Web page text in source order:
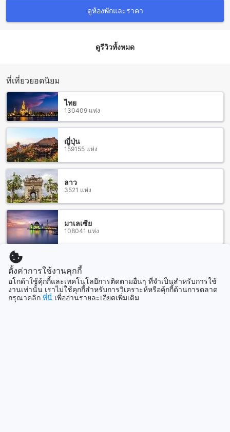
ศูนย์กลางของความเชื่อมั่นของชาวภาคอีสานได้ อีกทั้งยังมีทุ่งศรี
เมืองที่เป็นแหล่งท่องเที่ยวที่มีความงดงามและเงียบสงบ ที่นี่ท่าน
และพิพิธภัณฑ์ภาพวาด 3 มิติ อุบลราชธานี ที่นี่เป็นสถานที่ที่จะ
ร้านอาหารที่อยู่ใกล้โรงแรมทอแสงเฮอริเทจอุบล
โรงแรมทอแสงเฮอริเทจอุบลตั้งอยู่ใกล้กับหลายร้านอาหารที่น่า
สนใจ รวมถึง Santi Restaurant, Lek Nom Sod, Ubon Ocha,
Tee Umnuaychoke, Sam Chai Cafe, OSHINEI Ubon
Ratchathani, SOMTUM JINDA RESTAURANT, Kuay Jab Rot
Seab 899, Peppers Restaurant & Bakery และ Agave
Vietnamese Cuisine & Cafe ซึ่งทุกแห่งมีเมนูอาหารอร่อยและ
บรรยากาศที่น่าตื่นเต้น ทำให้คุณสามารถสัมผัสประสบการณ์รับ
ประทานอาหารที่หลากหลายและอร่อยได้ในระยะเวลาที่สั้น ไม่ว่า
จะเป็นอาหารไทย อาหารญี่ปุ่น อาหารเวียตนาม หรือของหวานที่
อร่อย คุณจะพบทุกสิ่งที่คุณต้องการในรอบๆโรงแรม
แหล่งช้อปปิ้งที่ใกล้เคียงโรงแรมทอแสงเฮอริเทจอุบล
โรงแรมทอแสงเฮอริเทจอุบลตั้งอยู่ใกล้กับหลายแหล่งช้อปปิ้งที่น่า
สนใจ เช่น โรบินสัน อุบลราชธานี ที่เป็นห้างสรรพสินค้าขนาด
ใหญ่ที่มีทั้งสินค้าเครื่องใช้ไฟฟ้า อาหาร และเสื้อผ้า อีกทั้งยังมีร้าน
ค้าอื่นๆ ที่น่าสนใจอีกมากมาย เช่น อุบลสแควร์ ที่เป็นศูนย์การค้าที่
มีร้านค้าและร้านอาหารมากมาย สุนีย์ทาวเวอร์ ที่เป็นห้างสรรพ
สินค้าชั้นนำในเขตอุบลราชธานี และตลาดโต้รุ่งราชบุตร ที่เป็น
ตลาดที่คุณสามารถหาของฝากและของที่ระลึกได้ง่ายๆ
ดูห้องพักและราคา
ดูรีวิวทั้งหมด
ที่เที่ยวยอดนิยม
ไทย
130409 แห่ง
ญี่ปุ่น
159155 แห่ง
ลาว
3521 แห่ง
มาเลเซีย
108041 แห่ง
สิงคโปร์
1501 แห่ง
ตั้งค่าการใช้งานคุกกี้
อโกด้าใช้คุ้กกี้และเทคโนโลยีการติดตามอื่นๆ ที่จำเป็นสำหรับการใช้
งานเท่านั้น เราไม่ใช้คุกกี้สำหรับการวิเคราะห์หรือคุ้กกี้ด้านการตลาด
กรุณาคลิก ที่นี่ เพื่ออ่านรายละเอียดเพิ่มเติม